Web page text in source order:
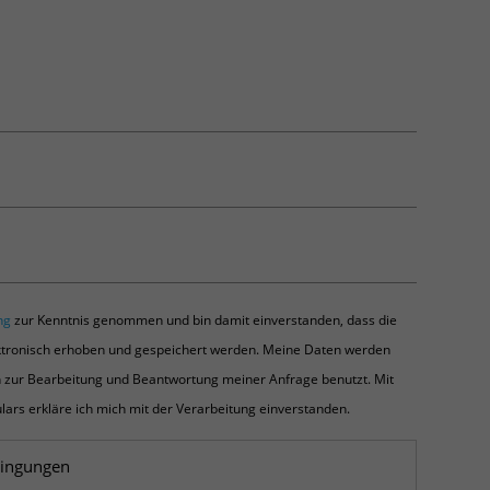
zur Kenntnis genommen und bin damit einverstanden, dass die
erhoben und gespeichert werden. Meine Daten werden
Bearbeitung und Beantwortung meiner Anfrage benutzt. Mit
erkläre ich mich mit der Verarbeitung einverstanden.